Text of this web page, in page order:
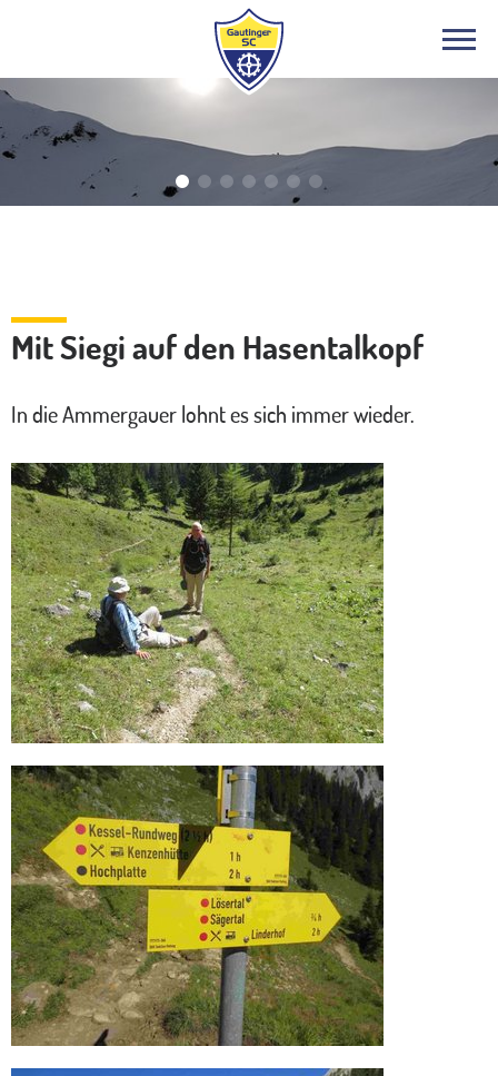
Mit Siegi auf den Hasentalkopf
In die Ammergauer lohnt es sich immer wieder.